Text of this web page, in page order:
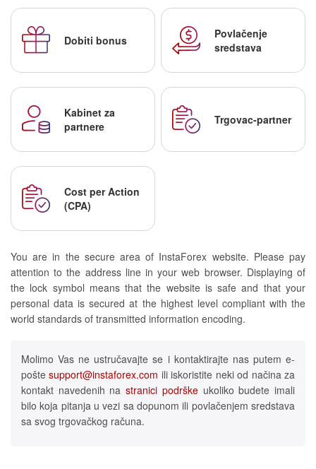
Dobiti bonus
Povlačenje
sredstava
Kabinet za
partnere
Trgovac-partner
Cost per Action
(CPA)
You are in the secure area of InstaForex website. Please pay
attention to the address line in your web browser. Displaying of
the lock symbol means that the website is safe and that your
personal data is secured at the highest level compliant with the
world standards of transmitted information encoding.
Molimo Vas ne ustručavajte se i kontaktirajte nas putem e-
poštesupport@instaforex.com ili iskoristite neki od načina za
kontakt navedenih nastranici podrškeukoliko budete imali
bilo koja pitanja u vezi sa dopunom ili povlačenjem sredstava
sa svog trgovačkog računa.